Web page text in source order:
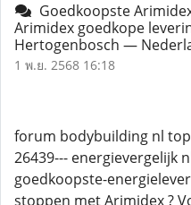
Goedkoopste
Arimidex goedkope
Hertogenbosch —
1 พ.ย. 2568 16:18
forum bodybuilding nl
26439--- energievergelijk
goedkoopste-
stoppen met Arimidex ?